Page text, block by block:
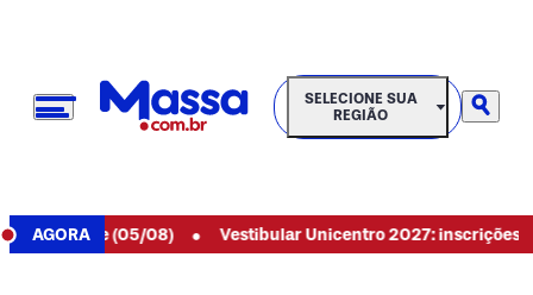
SELECIONE SUA REGIÃO
SELECIONE SUA
REGIÃO
AGORA
hoje (05/08) • Vestibular Unicentro 2027: inscrições